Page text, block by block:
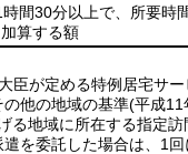
間30分以上で、所要時
算する額
臣が定める特例居宅サー
の他の地域の基準(平成
る地域に所在する指定
遣を委託した場合は、1